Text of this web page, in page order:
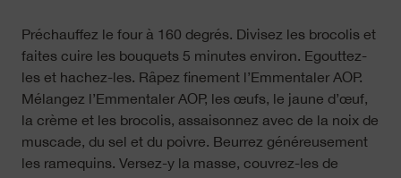
Préchauffez le four à 160 degrés. Divisez les brocolis et
faites cuire les bouquets 5 minutes environ. Egouttez-
les et hachez-les. Râpez finement l’Emmentaler AOP.
Mélangez l’Emmentaler AOP, les œufs, le jaune d’œuf,
la crème et les brocolis, assaisonnez avec de la noix de
muscade, du sel et du poivre. Beurrez généreusement
les ramequins. Versez-y la masse, couvrez-les de